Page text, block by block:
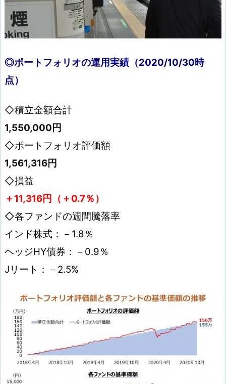
◎ポートフォリオの運用実績（2020/10/30時
点）
◇積立金額合計
1,550,000円
◇ポートフォリオ評価額
1,561,316円
◇損益
＋11,316円（＋0.7％）
◇各ファンドの週間騰落率
インド株式：－1.8％
ヘッジHY債券：－0.9％
Jリート：－2.5%